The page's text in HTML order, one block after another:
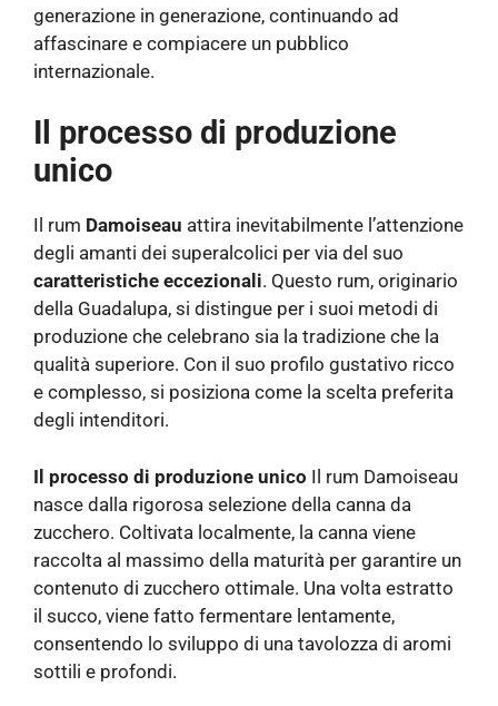
generazione in generazione, continuando ad
affascinare e compiacere un pubblico
internazionale.
Il processo di produzione
unico
Il rum Damoiseau attira inevitabilmente l’attenzione
degli amanti dei superalcolici per via del suo
caratteristiche eccezionali. Questo rum, originario
della Guadalupa, si distingue per i suoi metodi di
produzione che celebrano sia la tradizione che la
qualità superiore. Con il suo profilo gustativo ricco
e complesso, si posiziona come la scelta preferita
degli intenditori.
Il processo di produzione unico Il rum Damoiseau
nasce dalla rigorosa selezione della canna da
zucchero. Coltivata localmente, la canna viene
raccolta al massimo della maturità per garantire un
contenuto di zucchero ottimale. Una volta estratto
il succo, viene fatto fermentare lentamente,
consentendo lo sviluppo di una tavolozza di aromi
sottili e profondi.